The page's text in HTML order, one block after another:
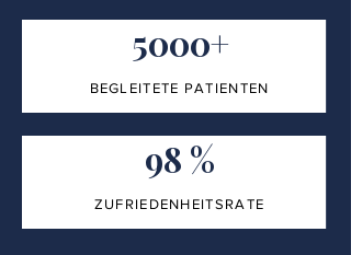
5000+
BEGLEITETE PATIENTEN
98 %
ZUFRIEDENHEITSRATE